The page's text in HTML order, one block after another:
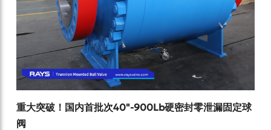
重大突破！国内首批次40"-900Lb硬密封零泄漏固定球
阀